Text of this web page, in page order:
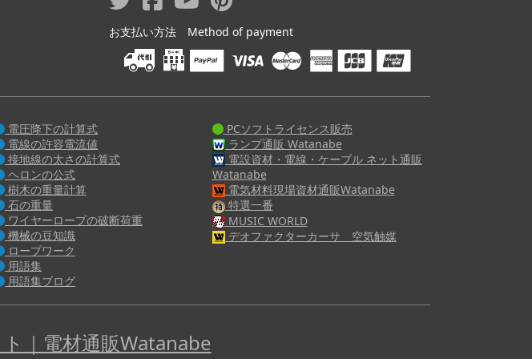
お支払い方法 Method of payment
電圧降下の計算式
電線の許容電流値
接地線の太さの計算式
ヘロンの公式
樹木の重量計算
石の重量
ワイヤーロープの破断荷重
機械の豆知識
ロープワーク
用語集
用語集ブログ
PCソフトライセンス販売
ランプ通販 Watanabe
電設資材・電線・ケーブル ネット通販
Watanabe
電気材料現場資材通販Watanabe
特選一番
MUSIC WORLD
デオファクターカーサ 空気触媒
｜電材通販Watanabe